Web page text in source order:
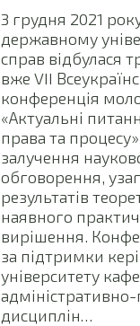
3 грудня 2021
державному
справ відбулася
вже VII
конференція
«Актуальні
права та
залучення
обговорення,
результатів
наявного
вирішення.
за підтримки
університету
дисциплін…